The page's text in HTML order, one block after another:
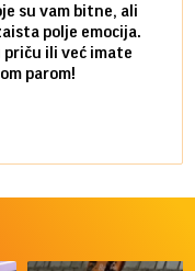
su vam bitne, ali
polje emocija.
priču ili već imate
parom!